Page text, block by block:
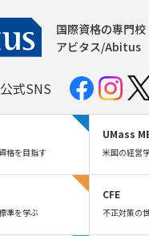
国際資格の専門校
アビタス/Abitus
公式SNS
格を目指す
UMass
米国の経営
準を学ぶ
CFE
不正対策の